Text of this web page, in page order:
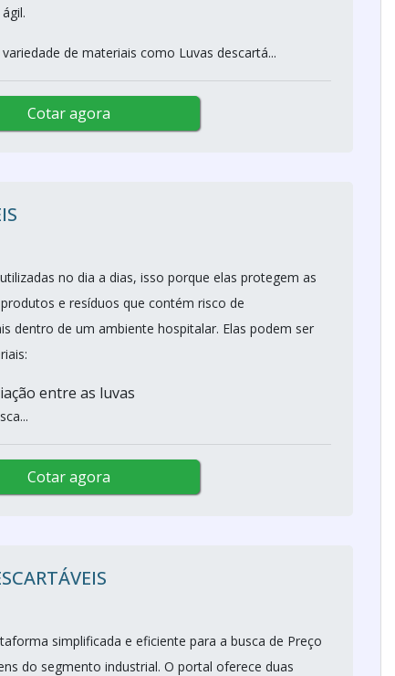
de materiais como Luvas descartá...
Cotar agora
no dia a dias, isso porque elas protegem as
e resíduos que contém risco de
dentro de um ambiente hospitalar. Elas podem ser
entre as luvas
Cotar agora
simplificada e eficiente para a busca de Preço
do segmento industrial. O portal oferece duas